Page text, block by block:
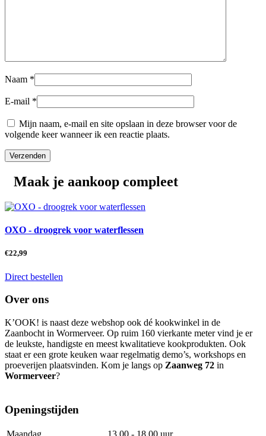
Naam *
E-mail *
Mijn naam, e-mail en site opslaan in deze browser voor de
volgende keer wanneer ik een reactie plaats.
Maak je aankoop compleet
OXO - droogrek voor waterflessen
€22,99
Direct bestellen
Over ons
K’OOK! is naast deze webshop ook dé kookwinkel in de
Zaanbocht in Wormerveer. Op ruim 160 vierkante meter vind je er
de leukste, handigste en meest kwalitatieve kookprodukten. Ook
staat er een grote keuken waar regelmatig demo’s, workshops en
proeverijen plaatsvinden. Kom je langs op Zaanweg 72 in
Wormerveer?
Openingstijden